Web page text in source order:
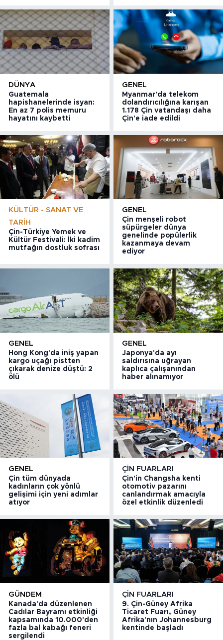
DÜNYA
Guatemala
hapishanelerinde isyan:
En az 7 polis memuru
hayatını kaybetti
GENEL
Myanmar'da telekom
dolandırıcılığına karışan
1.178 Çin vatandaşı daha
Çin'e iade edildi
KÜLTÜR - SANAT VE
TARIH
Çin-Türkiye Yemek ve
Kültür Festivali: İki kadim
mutfağın dostluk sofrası
GENEL
Çin menşeli robot
süpürgeler dünya
genelinde popülerlik
kazanmaya devam
ediyor
GENEL
Hong Kong'da iniş yapan
kargo uçağı pistten
çıkarak denize düştü: 2
ölü
GENEL
Japonya'da ayı
saldırısına uğrayan
kaplıca çalışanından
haber alınamıyor
GENEL
Çin tüm dünyada
kadınların çok yönlü
gelişimi için yeni adımlar
atıyor
ÇIN FUARLARI
Çin'in Changsha kenti
otomotiv pazarını
canlandırmak amacıyla
özel etkinlik düzenledi
GÜNDEM
Kanada'da düzenlenen
Cadılar Bayramı etkinliği
kapsamında 10.000'den
fazla bal kabağı feneri
sergilendi
ÇIN FUARLARI
9. Çin-Güney Afrika
Ticaret Fuarı, Güney
Afrika'nın Johannesburg
kentinde başladı